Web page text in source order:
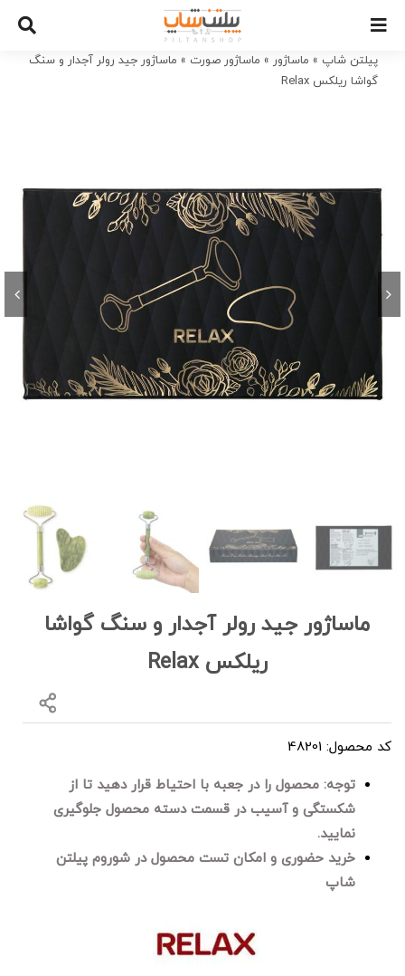
contentپیلتن شاپ » ماساژور » ماساژور صورت » ماساژور جید رولر آجدار و سنگ
گواشا ریلکس Relax
ماساژور جید رولر آجدار و سنگ گواشا
ریلکس Relax
کد محصول: 48201
توجه: محصول را در جعبه با احتیاط قرار دهید تا از
شکستگی و آسیب در قسمت دسته محصول جلوگیری
نمایید.
خرید حضوری و امکان تست محصول در شوروم پیلتن
شاپ